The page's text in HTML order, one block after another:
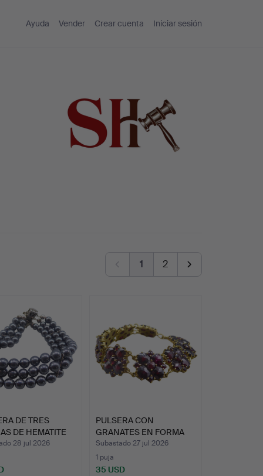
Ayuda Vender Crear cuenta Iniciar sesión
1 2
DE TRES
DE HEMATITE
28 jul 2026
PULSERA CON
GRANATES EN FORMA
DE FLOR.
Subastado 27 jul 2026
1 puja
35 USD